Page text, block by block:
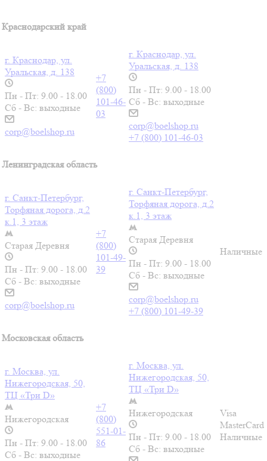
Краснодарский край
г. Краснодар, ул.
Уральская, д. 138
Пн - Пт: 9.00 - 18.00
Сб - Вс: выходные
corp@boelshop.ru
+7
(800)
101-46-
03
г. Краснодар, ул.
Уральская, д. 138
Пн - Пт: 9.00 - 18.00
Сб - Вс: выходные
corp@boelshop.ru
+7 (800) 101-46-03
Ленинградская область
г. Санкт-Петербург,
Торфяная дорога, д.2
к.1, 3 этаж
Старая Деревня
Пн - Пт: 9.00 - 18.00
Сб - Вс: выходные
corp@boelshop.ru
+7
(800)
101-49-
39
г. Санкт-Петербург,
Торфяная дорога, д.2
к.1, 3 этаж
Старая Деревня
Пн - Пт: 9.00 - 18.00
Сб - Вс: выходные
corp@boelshop.ru
+7 (800) 101-49-39
Наличные
Московская область
г. Москва, ул.
Нижегородская, 50,
ТЦ «Три D»
Нижегородская
Пн - Пт: 9.00 - 18.00
Сб - Вс: выходные
+7
(800)
551-01-
86
г. Москва, ул.
Нижегородская, 50,
ТЦ «Три D»
Нижегородская
Пн - Пт: 9.00 - 18.00
Сб - Вс: выходные
Visa
MasterCard
Наличные